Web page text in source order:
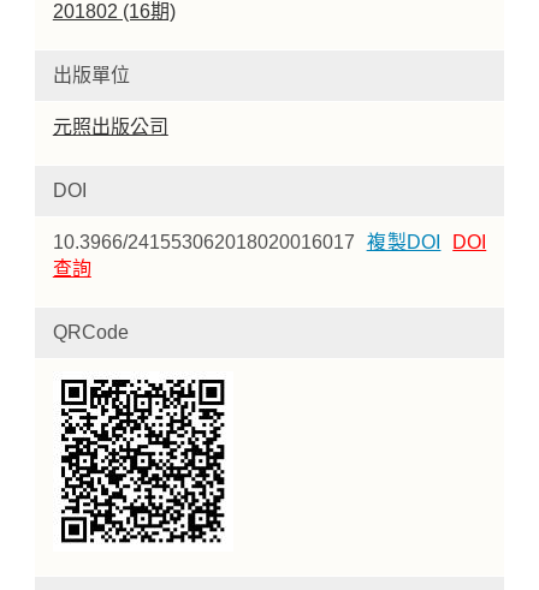
201802 (16期)
出版單位
元照出版公司
DOI
10.3966/241553062018020016017 複製DOI
DOI
查詢
QRCode